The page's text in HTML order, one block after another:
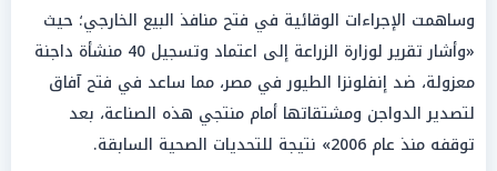
وساهمت الإجراءات الوقائية في فتح منافذ البيع الخارجي؛ حيث
«وأشار تقرير لوزارة الزراعة إلى اعتماد وتسجيل 40 منشأة داجنة
معزولة، ضد إنفلونزا الطيور في مصر، مما ساعد في فتح آفاق
لتصدير الدواجن ومشتقاتها أمام منتجي هذه الصناعة، بعد
توقفه منذ عام 2006» نتيجة للتحديات الصحية السابقة.